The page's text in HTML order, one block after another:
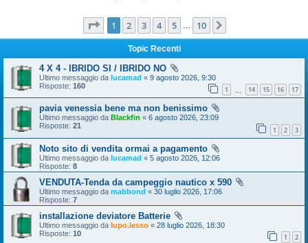
Pagina di 10
1 2 3 4 5 10
Topic Recenti
4 X 4 - IBRIDO SI / IBRIDO NO
Ultimo messaggio da lucamad « 9 agosto 2026, 9:30
Risposte: 160 1 14 15 16 17
pavia venessia bene ma non benissimo
Ultimo messaggio da Blackfin « 6 agosto 2026, 23:09
Risposte: 21 1 2 3
Noto sito di vendita ormai a pagamento
Ultimo messaggio da lucamad « 5 agosto 2026, 12:06
Risposte: 8
VENDUTA-Tenda da campeggio nautico x 590
Ultimo messaggio da mabbond « 30 luglio 2026, 17:06
Risposte: 7
installazione deviatore Batterie
Ultimo messaggio da lupo.lesso « 28 luglio 2026, 18:30
Risposte: 10 1 2